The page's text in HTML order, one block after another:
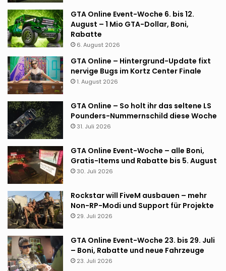
GTA Online Event-Woche 6. bis 12.
August – 1 Mio GTA-Dollar, Boni,
Rabatte
6. August 2026
GTA Online – Hintergrund-Update fixt
nervige Bugs im Kortz Center Finale
1. August 2026
GTA Online – So holt ihr das seltene LS
Pounders-Nummernschild diese Woche
31. Juli 2026
GTA Online Event-Woche – alle Boni,
Gratis-Items und Rabatte bis 5. August
30. Juli 2026
Rockstar will FiveM ausbauen – mehr
Non-RP-Modi und Support für Projekte
29. Juli 2026
GTA Online Event-Woche 23. bis 29. Juli
– Boni, Rabatte und neue Fahrzeuge
23. Juli 2026